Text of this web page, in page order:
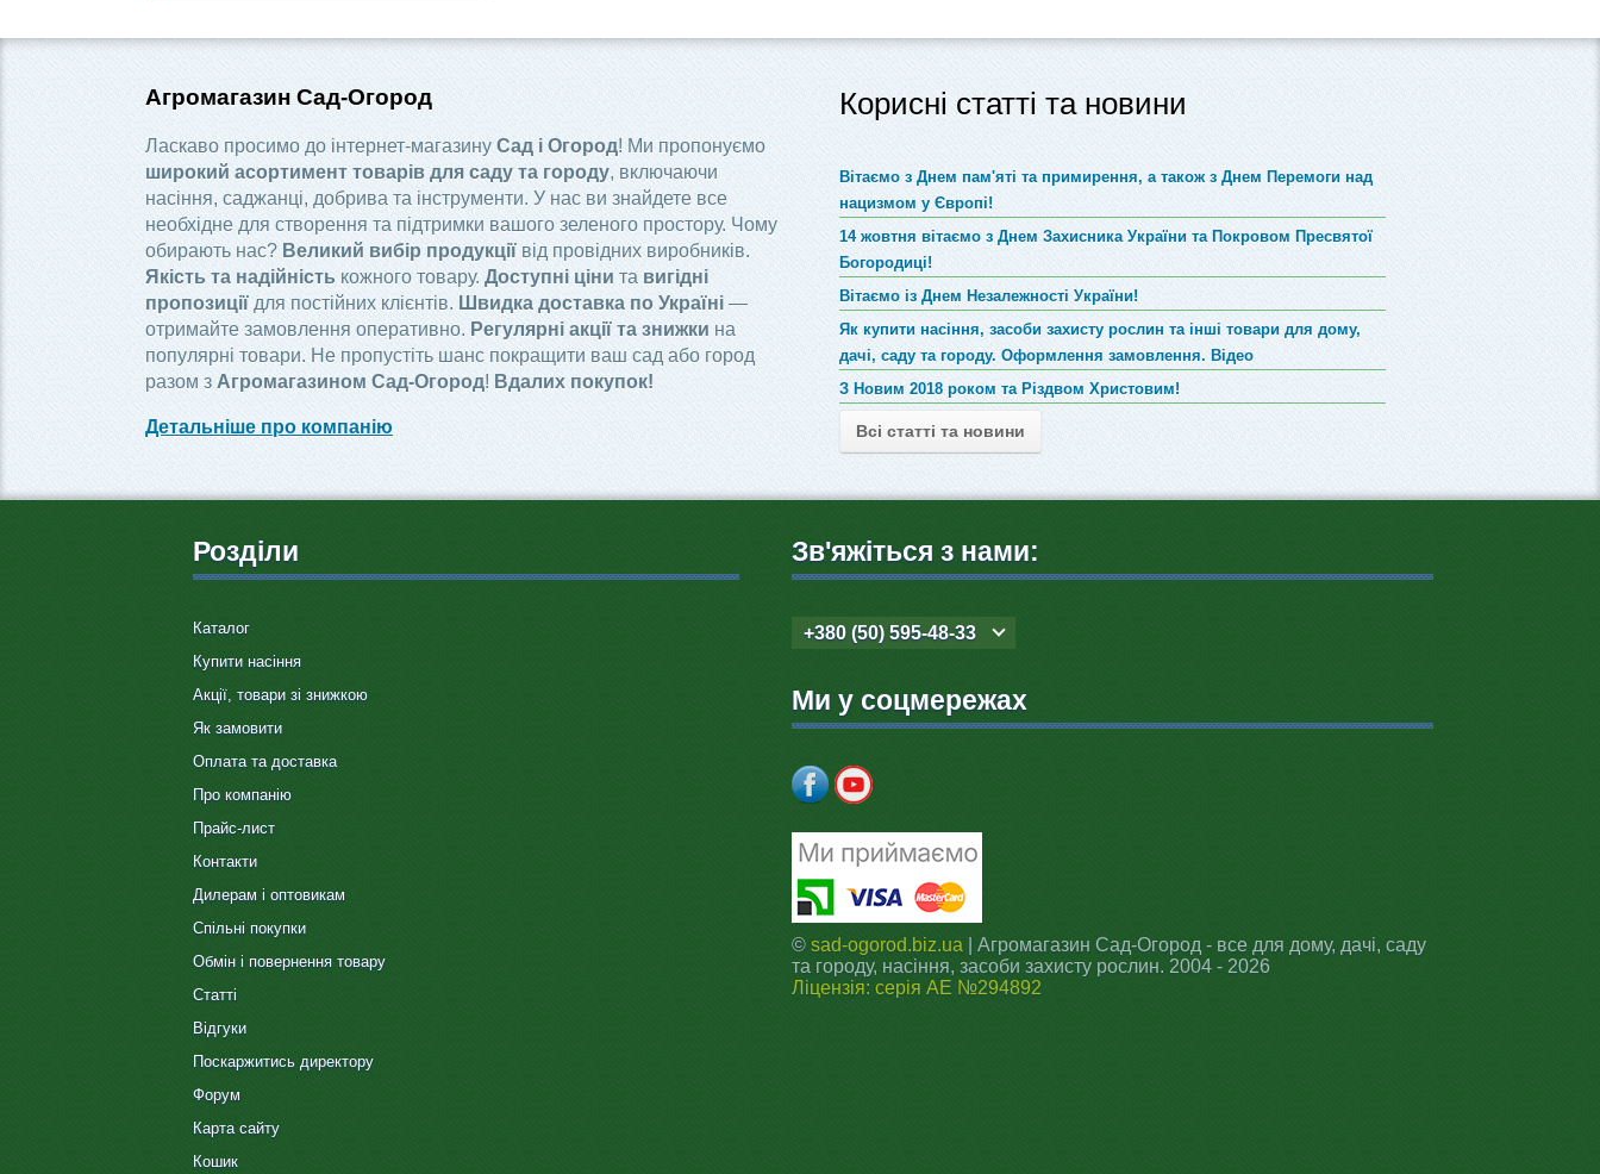
Агромагазин Сад-Огород
Ласкаво просимо до інтернет-магазину Сад і Огород! Ми пропонуємо
широкий асортимент товарів для саду та городу, включаючи
насіння, саджанці, добрива та інструменти. У нас ви знайдете все
необхідне для створення та підтримки вашого зеленого простору. Чому
обирають нас? Великий вибір продукції від провідних виробників.
Якість та надійність кожного товару.Доступні ціни та вигідні
пропозиціїдля постійних клієнтів. Швидка доставка по Україні—
отримайте замовлення оперативно. Регулярні акції та знижки на
популярні товари. Не пропустіть шанс покращити ваш сад або город
разом зАгромагазином Сад-Огород! Вдалих покупок!
Детальніше про компанію
Корисні статті та новини
Вітаємо з Днем пам'яті та примирення, а також з Днем Перемоги над
нацизмом у Європі!
14 жовтня вітаємо з Днем Захисника України та Покровом Пресвятої
Богородиці!
Вітаємо із Днем Незалежності України!
Як купити насіння, засоби захисту рослин та інші товари для дому,
дачі, саду та городу. Оформлення замовлення. Відео
З Новим 2018 роком та Різдвом Христовим!
Всі статті та новини
Розділи
Каталог
Купити насіння
Акції, товари зі знижкою
Як замовити
Оплата та доставка
Про компанію
Прайс-лист
Контакти
Дилерам і оптовикам
Спільні покупки
Обмін і повернення товару
Статті
Відгуки
Поскаржитись директору
Форум
Карта сайту
Кошик
Зв'яжіться з нами:
+380 (50) 595-48-33
Ми у соцмережах
© sad-ogorod.biz.ua | Агромагазин Сад-Огород - все для дому, дачі, саду
та городу, насіння, засоби захисту рослин. 2004 - 2026
Ліцензія: серія АЕ №294892